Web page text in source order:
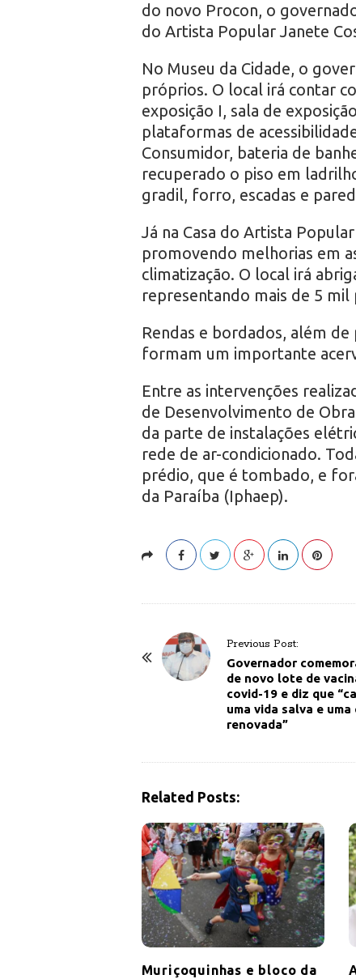
do novo Procon, o
do Artista Popular Janete
No Museu da Cidade, o
próprios. O local irá contar
exposição I, sala de
plataformas de
Consumidor, bateria de
recuperado o piso em
gradil, forro, escadas e
Já na Casa do Artista
promovendo melhorias em
climatização. O local irá
representando mais de 5
Rendas e bordados, além
formam um importante
Entre as intervenções
de Desenvolvimento de
da parte de instalações
rede de ar-condicionado.
prédio, que é tombado, e
da Paraíba (Iphaep).
Previous Post:
Governador
de novo lote de
covid-19 e diz que
uma vida salva e uma
renovada”
Related Posts:
Muriçoquinhas e bloco da